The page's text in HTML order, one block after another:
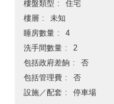
樓盤類型
住宅
樓層
未知
睡房數量
4
洗手間數量
2
包括政府差餉
否
包括管理費
否
設施／配套
停車場